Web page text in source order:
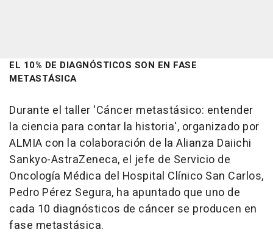
EL 10% DE DIAGNÓSTICOS SON EN FASE
METASTÁSICA
Durante el taller 'Cáncer metastásico: entender
la ciencia para contar la historia', organizado por
ALMIA con la colaboración de la Alianza Daiichi
Sankyo-AstraZeneca, el jefe de Servicio de
Oncología Médica del Hospital Clínico San Carlos,
Pedro Pérez Segura, ha apuntado que uno de
cada 10 diagnósticos de cáncer se producen en
fase metastásica.